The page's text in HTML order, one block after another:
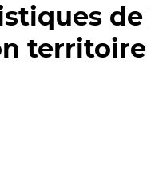
de
territoire